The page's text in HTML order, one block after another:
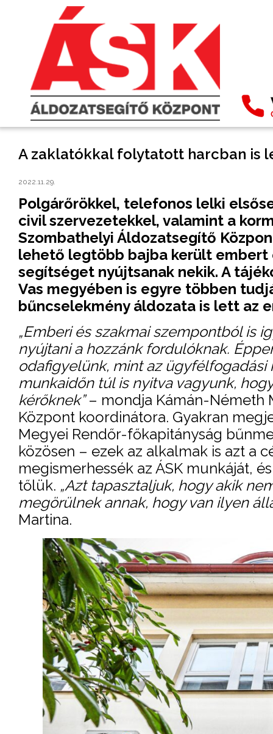
A zaklatókkal folytatott harcban is
2022.11.29.
Polgárőrökkel, telefonos lelki
civil szervezetekkel, valamint a
Szombathelyi Áldozatsegítő
lehető legtöbb bajba került embert
segítséget nyújtsanak nekik. A
Vas megyében is egyre többen
bűncselekmény áldozata is lett az
„Emberi és szakmai szempontból is
nyújtani a hozzánk fordulóknak.
odafigyelünk, mint az ügyfélfogadási
munkaidőn túl is nyitva vagyunk,
kérőknek”– mondja Kámán-Németh
Központ koordinátora. Gyakran
Megyei Rendőr-főkapitányság
közösen – ezek az alkalmak is azt a
megismerhessék az ÁSK munkáját,
tőlük. „Azt tapasztaljuk, hogy akik
megörülnek annak, hogy van ilyen
Martina.